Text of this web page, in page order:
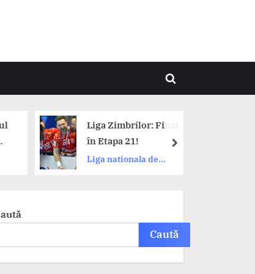
Toggle
Liga Zimbrilor: Final
în Etapa 21!
Liga nationala de
next
Caută